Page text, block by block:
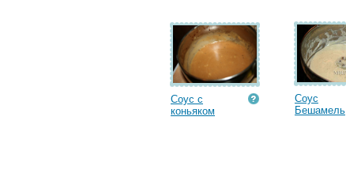
Соус с
коньяком
Соус
Бешамель